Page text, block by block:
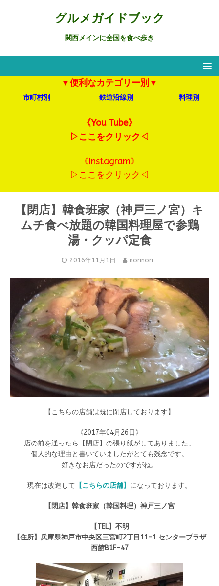
グルメガイドブック
関西メインに全国を食べ歩き
▼便利なカテゴリー別▼
市町村別 鉄道沿線別 料理別
《You Tube》
▷ここをクリック◁
《Instagram》
▷ここをクリック◁
【閉店】韓食班家（神戸三ノ宮）キ
ムチ食べ放題の韓国料理屋で参鶏
湯・クッパ定食
2016年11月1日 norinori
【こちらの店舗は既に閉店しております】
《2017年04月26日》
店の前を通ったら【閉店】の張り紙がしてありました。
個人的な理由と書いていましたがとても残念です。
好きなお店だったのですがね。
現在は改造して 【こちらの店舗】 になっております。
【閉店】韓食班家（韓国料理）神戸三ノ宮
【TEL】不明
【住所】兵庫県神戸市中央区三宮町2丁目11-1 センタープラザ
西館B1F-47